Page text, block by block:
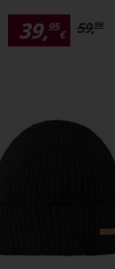
39,95
€ 59,95€